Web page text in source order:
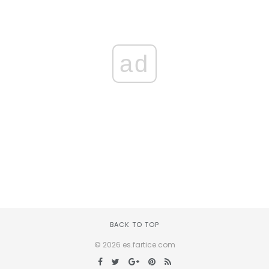
ad
BACK TO TOP
© 2026 es.fartice.com